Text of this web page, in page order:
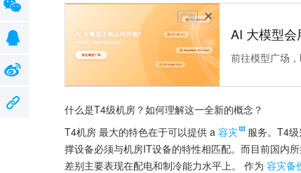
广告
AI 大模型会
前往模型广场
什么是T4级机房？如何理解这一全新的概念？
T4机房 最大的特色在于可以提供 a 容灾
服务。T4
撑设备必须与机房IT设备的特性相匹配。而目前国内
差别主要表现在配电和制冷能力水平上。 作为 容灾备